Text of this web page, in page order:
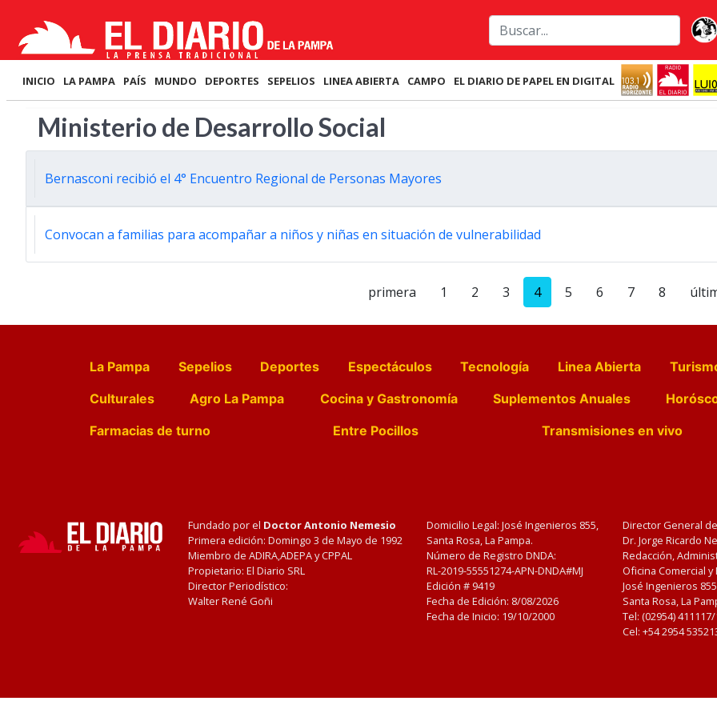
INICIO LA PAMPA PAÍS MUNDO DEPORTES SEPELIOS LINEA ABIERTA CAMPO EL DIARIO DE PAPEL EN DIGITAL
Ministerio de Desarrollo Social
Bernasconi recibió el 4° Encuentro Regional de Personas Mayores
Convocan a familias para acompañar a niños y niñas en situación de vulnerabilidad
primera 1 2 3 4 5 6 7 8
La Pampa Sepelios Deportes Espectáculos Tecnología Linea Abierta
Culturales
Agro La Pampa Cocina y Gastronomía Suplementos Anuales
Farmacias de turno
Entre Pocillos Transmisiones en vivo
Fundado por el Doctor Antonio Nemesio
Primera edición: Domingo 3 de Mayo de 1992
Miembro de ADIRA,ADEPA y CPPAL
Propietario: El Diario SRL
Director Periodístico:
Walter René Goñi
Domicilio Legal: José Ingenieros 855,
Santa Rosa, La Pampa.
Número de Registro DNDA:
RL-2019-55551274-APN-DNDA#MJ
Edición # 9419
Fecha de Edición: 8/08/2026
Fecha de Inicio: 19/10/2000
Director General
Dr. Jorge Ricardo
Redacción,
Oficina Comercial
José Ingenieros
Santa Rosa, La
Tel: (02954)
Cel: +54 2954